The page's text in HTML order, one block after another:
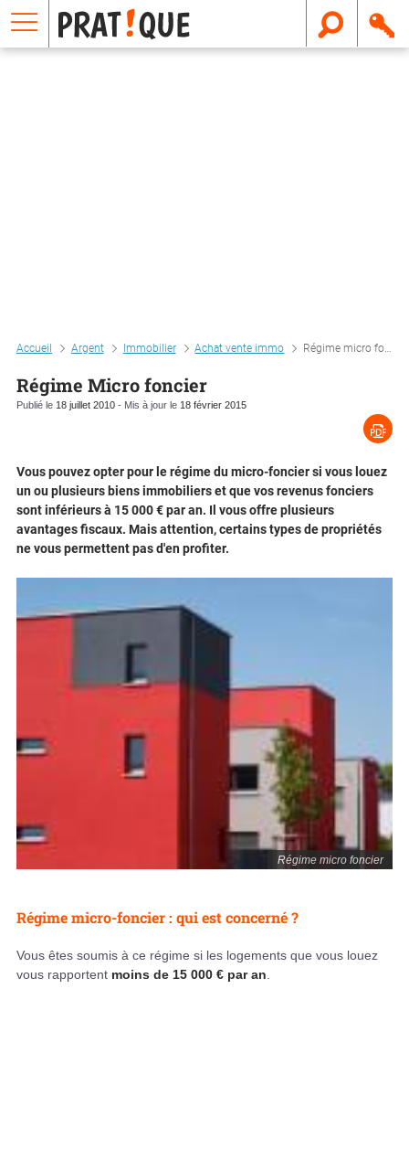
Accueil Argent Immobilier Achat vente immo Régime micro foncier
Régime Micro foncier
Publié le 18 juillet 2010 - Mis à jour le 18 février 2015
Régime micro foncier
Vous pouvez opter pour le régime du micro-foncier si vous louez
un ou plusieurs biens immobiliers et que vos revenus fonciers
sont inférieurs à 15 000 € par an. Il vous offre plusieurs
avantages fiscaux. Mais attention, certains types de propriétés
ne vous permettent pas d'en profiter.
Régime micro-foncier : qui est concerné ?
Vous êtes soumis à ce régime si les logements que vous louez
vous rapportent moins de 15 000 € par an
E
m
a